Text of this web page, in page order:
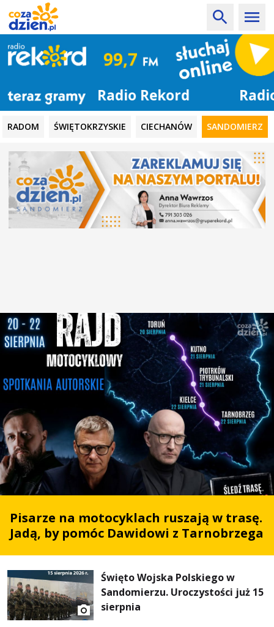
Radio Rekord
RADOM ŚWIĘTOKRZYSKIE CIECHANÓW SANDOMIERZ
Pisarze na motocyklach ruszają w trasę.
Jadą, by pomóc Dawidowi z Tarnobrzega
Święto Wojska Polskiego w
Sandomierzu. Uroczystości już 15
sierpnia